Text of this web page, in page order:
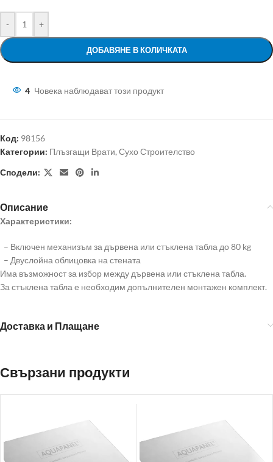
- +
ДОБАВЯНЕ В КОЛИЧКАТА
4 Човека наблюдават този продукт
Код: 98156
Категории: Плъзгащи Врати, Сухо Строителство
Сподели:
Описание
Характеристики:
– Включен механизъм за дървена или стъклена табла до 80 kg
– Двуслойна облицовка на стената
Има възможност за избор между дървена или стъклена табла.
За стъклена табла е необходим допълнителен монтажен комплект.
Доставка и Плащане
Свързани продукти